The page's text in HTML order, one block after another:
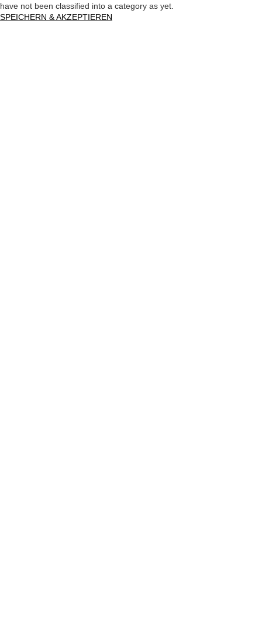
have not been classified into a category as yet.
SPEICHERN & AKZEPTIEREN